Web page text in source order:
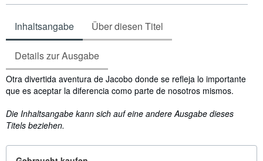
Inhaltsangabe Über diesen Titel
Details zur Ausgabe
Inhaltsangabe
Otra divertida aventura de Jacobo donde se refleja lo importante
que es aceptar la diferencia como parte de nosotros mismos.
Die Inhaltsangabe kann sich auf eine andere Ausgabe dieses
Titels beziehen.